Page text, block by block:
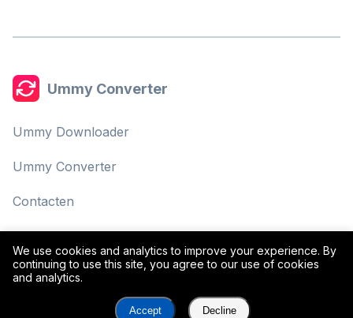
We use cookies and analytics to improve your experience. By
continuing to use this site, you agree to our use of cookies
and analytics.
Accept Decline
Ummy Converter
Ummy Downloader
Ummy Converter
Contacten
Privacybeleid
Gebruiksvoorwaarden